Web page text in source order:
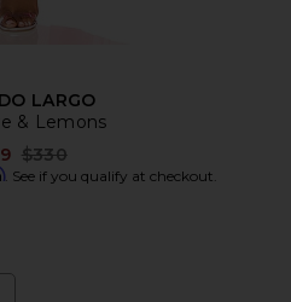
LARGO
& Lemons
Previous price:
$330
. See if you qualify at checkout.